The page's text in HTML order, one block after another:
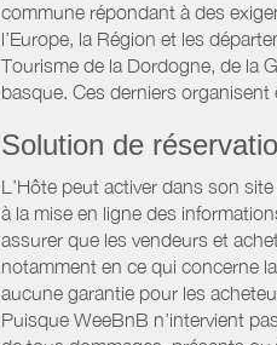
commune répondant à des
l’Europe, la Région et les
Tourisme de la Dordogne, de la
basque. Ces derniers
Solution de
L’Hôte peut activer dans son
à la mise en ligne des
assurer que les vendeurs et
notamment en ce qui concerne
aucune garantie pour les
Puisque WeeBnB n’intervient